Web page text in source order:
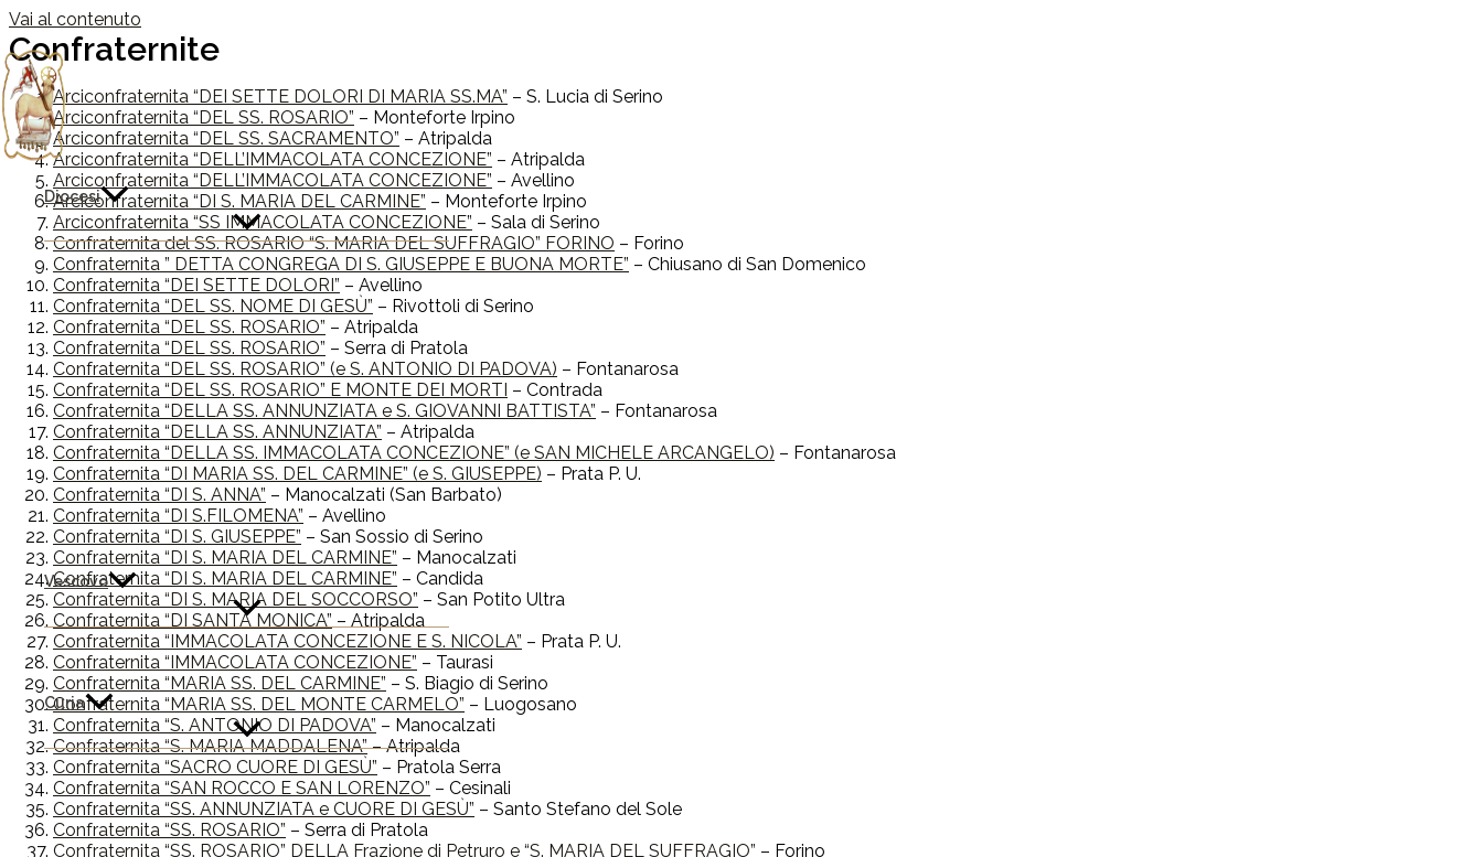
Vai al contenuto
Diocesi
Vescovo
Curia
Confraternite
Arciconfraternita “DEI SETTE DOLORI DI MARIA SS.MA” – S. Lucia di Serino
Arciconfraternita “DEL SS. ROSARIO” – Monteforte Irpino
Arciconfraternita “DEL SS. SACRAMENTO” – Atripalda
Arciconfraternita “DELL’IMMACOLATA CONCEZIONE” – Atripalda
Arciconfraternita “DELL’IMMACOLATA CONCEZIONE” – Avellino
Arciconfraternita “DI S. MARIA DEL CARMINE” – Monteforte Irpino
Arciconfraternita “SS IMMACOLATA CONCEZIONE” – Sala di Serino
Confraternita del SS. ROSARIO “S. MARIA DEL SUFFRAGIO” FORINO – Forino
Confraternita ” DETTA CONGREGA DI S. GIUSEPPE E BUONA MORTE” – Chiusano di San Domenico
Confraternita “DEI SETTE DOLORI” – Avellino
Confraternita “DEL SS. NOME DI GESÙ” – Rivottoli di Serino
Confraternita “DEL SS. ROSARIO” – Atripalda
Confraternita “DEL SS. ROSARIO” – Serra di Pratola
Confraternita “DEL SS. ROSARIO” (e S. ANTONIO DI PADOVA) – Fontanarosa
Confraternita “DEL SS. ROSARIO” E MONTE DEI MORTI – Contrada
Confraternita “DELLA SS. ANNUNZIATA e S. GIOVANNI BATTISTA” – Fontanarosa
Confraternita “DELLA SS. ANNUNZIATA” – Atripalda
Confraternita “DELLA SS. IMMACOLATA CONCEZIONE” (e SAN MICHELE ARCANGELO) – Fontanarosa
Confraternita “DI MARIA SS. DEL CARMINE” (e S. GIUSEPPE) – Prata P. U.
Confraternita “DI S. ANNA” – Manocalzati (San Barbato)
Confraternita “DI S.FILOMENA” – Avellino
Confraternita “DI S. GIUSEPPE” – San Sossio di Serino
Confraternita “DI S. MARIA DEL CARMINE” – Manocalzati
Confraternita “DI S. MARIA DEL CARMINE” – Candida
Confraternita “DI S. MARIA DEL SOCCORSO” – San Potito Ultra
Confraternita “DI SANTA MONICA” – Atripalda
Confraternita “IMMACOLATA CONCEZIONE E S. NICOLA” – Prata P. U.
Confraternita “IMMACOLATA CONCEZIONE” – Taurasi
Confraternita “MARIA SS. DEL CARMINE” – S. Biagio di Serino
Confraternita “MARIA SS. DEL MONTE CARMELO” – Luogosano
Confraternita “S. ANTONIO DI PADOVA” – Manocalzati
Confraternita “S. MARIA MADDALENA”– Atripalda
Confraternita “SACRO CUORE DI GESÙ” – Pratola Serra
Confraternita “SAN ROCCO E SAN LORENZO” – Cesinali
Confraternita “SS. ANNUNZIATA e CUORE DI GESÙ” – Santo Stefano del Sole
Confraternita “SS. ROSARIO” – Serra di Pratola
Confraternita “SS. ROSARIO” DELLA Frazione di Petruro e “S. MARIA DEL SUFFRAGIO” – Forino